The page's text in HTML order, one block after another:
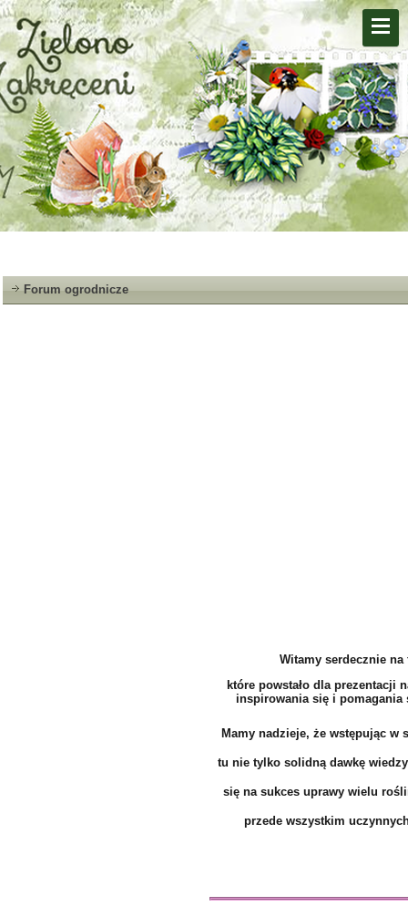
Forum ogrodnicze
Witamy serdecznie
które powstało dla prezentacji
inspirowania się i
Mamy nadzieje, że wstępując w
tu nie tylko solidną dawkę
się na sukces uprawy wielu
przede wszystkim